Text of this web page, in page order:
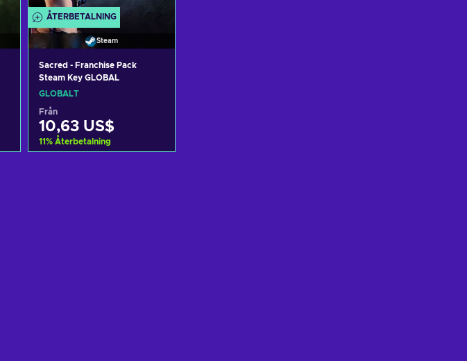
ÅTERBETALNING
Steam
Sacred - Franchise Pack
Steam Key GLOBAL
GLOBALT
Från
10,63 US$
11% Återbetalning